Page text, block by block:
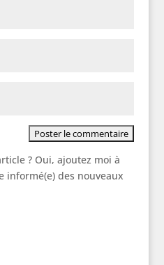
? Oui, ajoutez moi à
informé(e) des nouveaux